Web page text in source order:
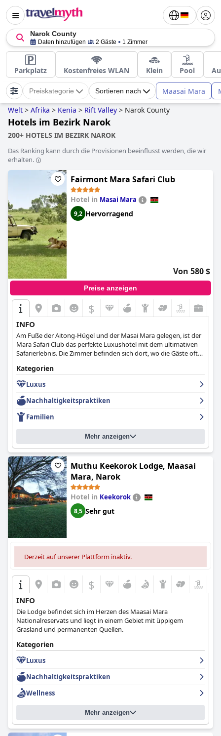
Narok County
Daten hinzufügen 2 Gäste 1 Zimmer
Parkplatz Kostenfreies WLAN Klein Pool
Preiskategorie Sortieren nach Maasai Mara
Welt > Afrika > Kenia > Rift Valley > Narok County
Hotels im Bezirk Narok
200+ HOTELS IM BEZIRK NAROK
Das Ranking kann durch die Provisionen beeinflusst werden, die wir
erhalten.
Fairmont Mara Safari Club
Hotel in Masai Mara
9,2 Hervorragend
Von 580 $
Preise anzeigen
$
INFO
Am Fuße der Aitong-Hügel und der Masai Mara gelegen, ist der
Mara Safari Club das perfekte Luxushotel mit dem ultimativen
Safarierlebnis. Die Zimmer befinden sich dort, wo die Gäste oft
Pirschfahrten in einem Landcruiser an.
Kategorien
Luxus
Nachhaltigkeitspraktiken
Familien
Mehr anzeigen
Muthu Keekorok Lodge, Maasai
Mara, Narok
Hotel in Keekorok
8,5 Sehr gut
Derzeit auf unserer Plattform inaktiv.
$
INFO
Die Lodge befindet sich im Herzen des Maasai Mara
Nationalreservats und liegt in einem Gebiet mit üppigem
Grasland und permanenten Quellen.
Kategorien
Luxus
Nachhaltigkeitspraktiken
Wellness
Mehr anzeigen